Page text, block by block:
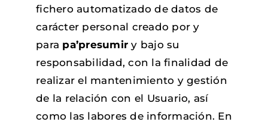
fichero automatizado de datos de
carácter personal creado por y
para pa’presumir y bajo su
responsabilidad, con la finalidad de
realizar el mantenimiento y gestión
de la relación con el Usuario, así
como las labores de información. En